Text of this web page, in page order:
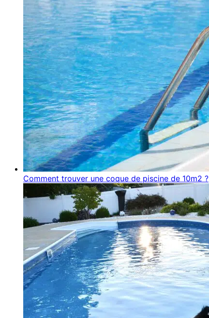
Comment trouver une coque de piscine de 10m2 ?